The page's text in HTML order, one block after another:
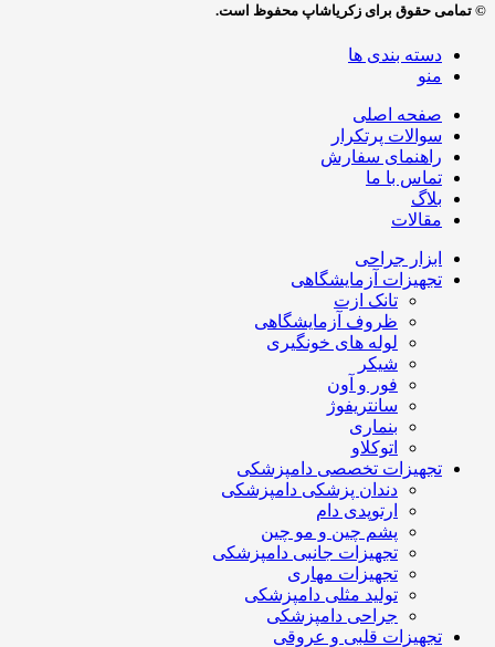
© تمامی حقوق برای زکریاشاپ محفوظ است.
دسته بندی ها
منو
صفحه اصلی
سوالات پرتکرار
راهنمای سفارش
تماس با ما
بلاگ
مقالات
ابزار جراحی
تجهیزات آزمایشگاهی
تانک ازت
ظروف آزمایشگاهی
لوله های خونگیری
شیکر
فور و آون
سانتریفوژ
بنماری
اتوکلاو
تجهیزات تخصصی دامپزشکی
دندان پزشکی دامپزشکی
ارتوپدی دام
پشم چین و مو چین
تجهیزات جانبی دامپزشکی
تجهیزات مهاری
تولید مثلی دامپزشکی
جراحی دامپزشکی
تجهیزات قلبی و عروقی